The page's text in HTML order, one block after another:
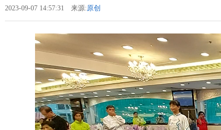
2023-09-07 14:57:31 来源:原创